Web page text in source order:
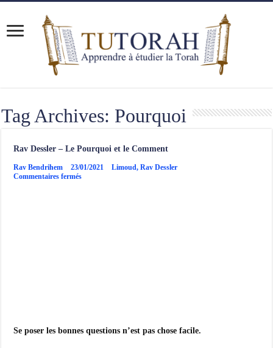
Tag Archives: Pourquoi
Rav Dessler – Le Pourquoi et le Comment
Rav Bendrihem 23/01/2021 Limoud,Rav Dessler
Commentaires ferméssur
Se poser les bonnes questions n’est pas chose facile.